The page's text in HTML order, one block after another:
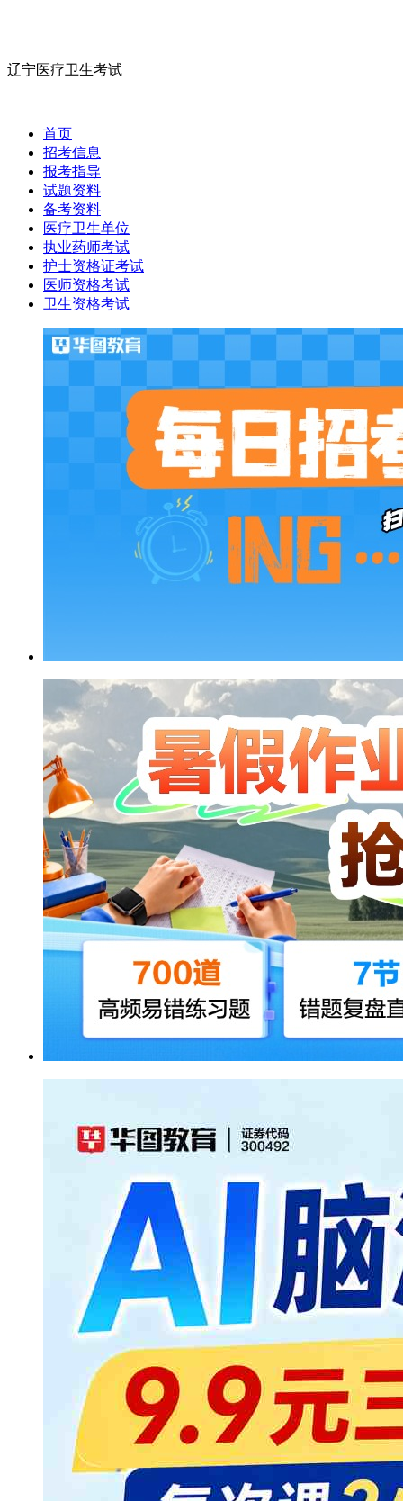
辽宁医疗卫生考试
首页
招考信息
报考指导
试题资料
备考资料
医疗卫生单位
执业药师考试
护士资格证考试
医师资格考试
卫生资格考试